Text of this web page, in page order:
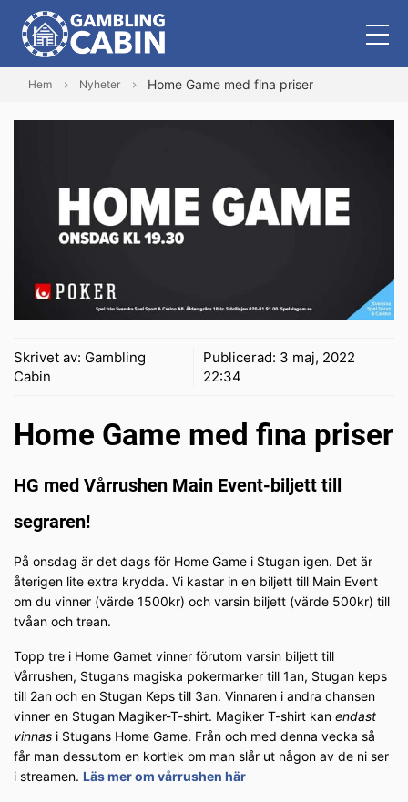
Hem Nyheter Home Game med fina priser
Skrivet av: Gambling
Cabin
Publicerad: 3 maj, 2022
22:34
Home Game med fina priser
HG med Vårrushen Main Event-biljett till
segraren!
På onsdag är det dags för Home Game i Stugan igen. Det är
återigen lite extra krydda. Vi kastar in en biljett till Main Event
om du vinner (värde 1500kr) och varsin biljett (värde 500kr) till
tvåan och trean.
Topp tre i Home Gamet vinner förutom varsin biljett till
Vårrushen, Stugans magiska pokermarker till 1an, Stugan keps
till 2an och en Stugan Keps till 3an. Vinnaren i andra chansen
vinner en Stugan Magiker-T-shirt. Magiker T-shirt kan endast
vinnas i Stugans Home Game. Från och med denna vecka så
får man dessutom en kortlek om man slår ut någon av de ni ser
i streamen. Läs mer om vårrushen här